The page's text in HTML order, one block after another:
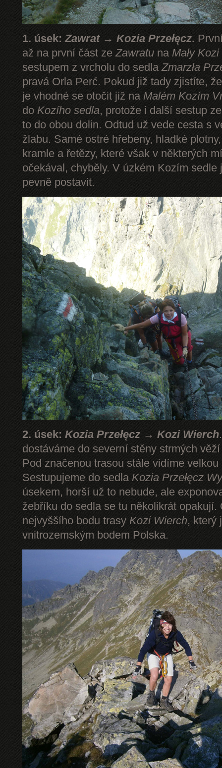
1. úsek:Zawrat → Kozia Przełęcz.
až na první část zeZawratu naMały Kozi
sestupem z vrcholu do sedlaZmarzła
pravá Orla Perć. Pokud již tady zjistíte,
je vhodné se otočit již na Malém Kozím
do Kozího sedla, protože i další sestup
to do obou dolin. Odtud už vede cesta s
žlabu. Samé ostré hřebeny, hladké
kramle a řetězy, které však v některých
očekával, chyběly. V úzkém Kozím sedle
pevně postavit.
2. úsek: Kozia Przełęcz → Kozi Wierch
dostáváme do severní stěny strmých
Pod značenou trasou stále vidíme
Sestupujeme do sedla Kozia Przełęcz
úsekem, horší už to nebude, ale
žebříku do sedla se tu několikrát opakují.
nejvyššího bodu trasy Kozi Wierch, který
vnitrozemským bodem Polska.